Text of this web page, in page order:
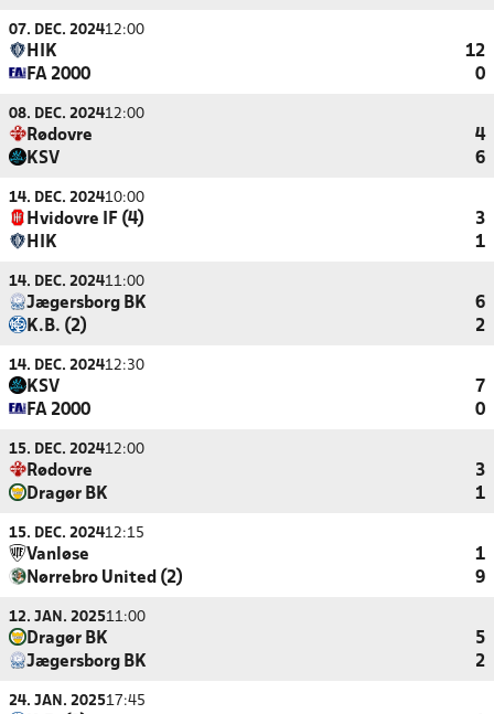
07. DEC. 202412:00
HIK
12
FA 2000
0
08. DEC. 202412:00
Rødovre
4
KSV
6
14. DEC. 202410:00
Hvidovre IF (4)
3
HIK
1
14. DEC. 202411:00
Jægersborg BK
6
K.B. (2)
2
14. DEC. 202412:30
KSV
7
FA 2000
0
15. DEC. 202412:00
Rødovre
3
Dragør BK
1
15. DEC. 202412:15
Vanløse
1
Nørrebro United (2)
9
12. JAN. 202511:00
Dragør BK
5
Jægersborg BK
2
24. JAN. 202517:45